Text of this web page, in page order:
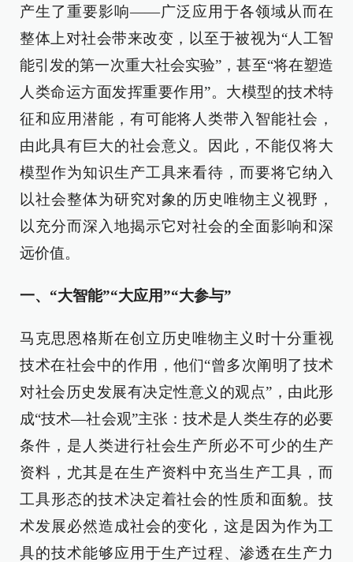
产生了重要影响——广泛应用于各领域从而在
整体上对社会带来改变，以至于被视为“人工智
能引发的第一次重大社会实验”，甚至“将在塑造
人类命运方面发挥重要作用”。大模型的技术特
征和应用潜能，有可能将人类带入智能社会，
由此具有巨大的社会意义。因此，不能仅将大
模型作为知识生产工具来看待，而要将它纳入
以社会整体为研究对象的历史唯物主义视野，
以充分而深入地揭示它对社会的全面影响和深
远价值。
一、“大智能”“大应用”“大参与”
马克思恩格斯在创立历史唯物主义时十分重视
技术在社会中的作用，他们“曾多次阐明了技术
对社会历史发展有决定性意义的观点”，由此形
成“技术—社会观”主张：技术是人类生存的必要
条件，是人类进行社会生产所必不可少的生产
资料，尤其是在生产资料中充当生产工具，而
工具形态的技术决定着社会的性质和面貌。技
术发展必然造成社会的变化，这是因为作为工
具的技术能够应用于生产过程、渗透在生产力